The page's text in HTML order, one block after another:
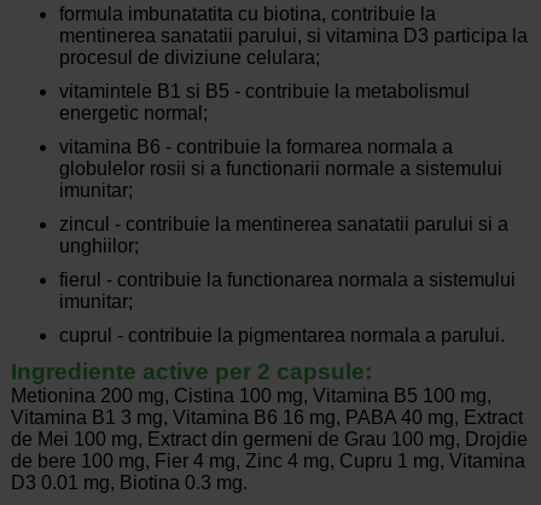
formula imbunatatita cu biotina, contribuie la
mentinerea sanatatii parului, si vitamina D3 participa la
procesul de diviziune celulara;
vitamintele B1 si B5 - contribuie la metabolismul
energetic normal;
vitamina B6 - contribuie la formarea normala a
globulelor rosii si a functionarii normale a sistemului
imunitar;
zincul - contribuie la mentinerea sanatatii parului si a
unghiilor;
fierul - contribuie la functionarea normala a sistemului
imunitar;
cuprul - contribuie la pigmentarea normala a parului.
Ingrediente active per 2 capsule:
Metionina 200 mg, Cistina 100 mg, Vitamina B5 100 mg,
Vitamina B1 3 mg, Vitamina B6 16 mg, PABA 40 mg, Extract
de Mei 100 mg, Extract din germeni de Grau 100 mg, Drojdie
de bere 100 mg, Fier 4 mg, Zinc 4 mg, Cupru 1 mg, Vitamina
D3 0.01 mg, Biotina 0.3 mg.